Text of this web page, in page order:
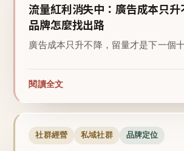
流量紅利消失中：廣告成本只
品牌怎麼找出路
廣告成本只升不降，留量才是下一個
閱讀全文
社群經營 私域社群 品牌定位